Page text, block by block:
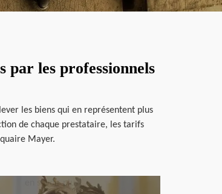
par les professionnels
les biens qui en représentent plus
de chaque prestataire, les tarifs
Mayer.
en savoir plus